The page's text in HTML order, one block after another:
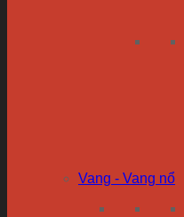
Vang - Vang nổ